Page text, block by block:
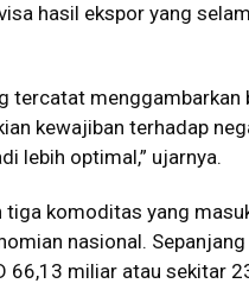
hasil ekspor yang
tercatat
kewajiban terhadap
lebih optimal,” ujarnya.
komoditas yang
nasional. Sepanjang
66,13 miliar atau sekitar